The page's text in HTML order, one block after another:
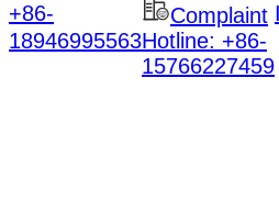
+86-
18946995563
Complaint
Hotline: +86-
15766227459